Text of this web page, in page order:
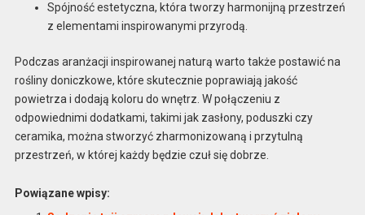
Spójność estetyczna, która tworzy harmonijną przestrzeń
z elementami inspirowanymi przyrodą.
Podczas aranżacji inspirowanej naturą warto także postawić na
rośliny doniczkowe, które skutecznie poprawiają jakość
powietrza i dodają koloru do wnętrz. W połączeniu z
odpowiednimi dodatkami, takimi jak zasłony, poduszki czy
ceramika, można stworzyć zharmonizowaną i przytulną
przestrzeń, w której każdy będzie czuł się dobrze.
Powiązane wpisy: